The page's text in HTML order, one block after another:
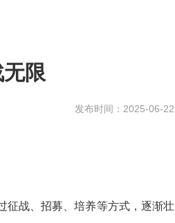
限
发布时间：2025-06-22
征战、招募、培养等方式，逐渐壮